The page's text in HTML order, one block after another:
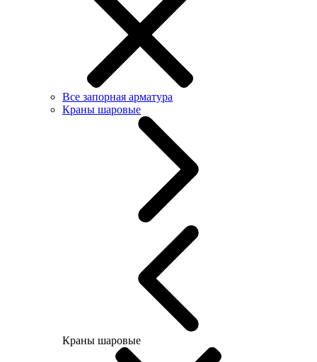
Все запорная арматура
Краны шаровые
Краны шаровые